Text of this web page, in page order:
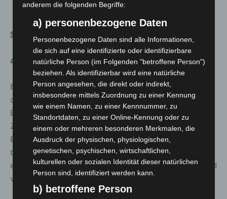
Glück)
Stadtbibliothek Hannover und Stadtteilbibliotheken
a. Analog zu den bekannten Öffnungszeiten geöffnet
Es gelten weiterhin Hygiene- und Abstandsregeln, die
die Sicherheit sowie den Gesundheitsschutz für die
Besucher*innen und die Beschäftigten sicherstellen. Die
Zahl der Besucher*innen, die zur gleichen Zeit eine
Bibliothek nutzen, und die Aufenthaltsdauer sind
begrenzt. Das Tragen einer medizinischen Maske oder
einer FFP2-Maske ist in allen Einrichtungen verpflichtend
vorgeschrieben.
anderem die folgenden Begriffe:
a) personenbezogene Daten
Personenbezogene Daten sind alle Informationen,
die sich auf eine identifizierte oder identifizierbare
natürliche Person (im Folgenden "betroffene Person")
beziehen. Als identifizierbar wird eine natürliche
Person angesehen, die direkt oder indirekt,
insbesondere mittels Zuordnung zu einer Kennung
wie einem Namen, zu einer Kennnummer, zu
Standortdaten, zu einer Online-Kennung oder zu
einem oder mehreren besonderen Merkmalen, die
Ausdruck der physischen, physiologischen,
genetischen, psychischen, wirtschaftlichen,
kulturellen oder sozialen Identität dieser natürlichen
Person sind, identifiziert werden kann.
b) betroffene Person